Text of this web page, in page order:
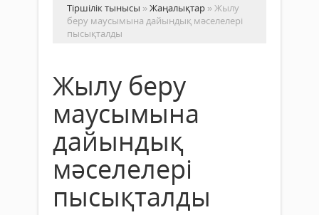
Тіршілік тынысы »Жаңалықтар » Жылу
беру маусымына дайындық мәселелері
пысықталды
Жылу беру
маусымына
дайындық
мәселелері
пысықталды